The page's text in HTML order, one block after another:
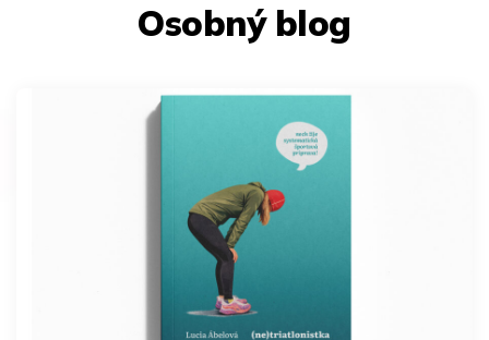
Osobný blog